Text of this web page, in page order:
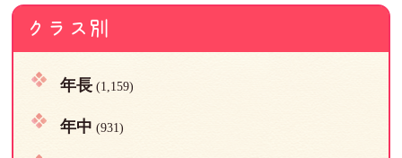
クラス別
年長(1,159)
年中 (931)